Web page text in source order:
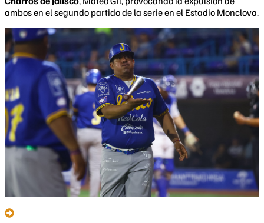
ambos en el segundo partido de la serie en el Estadio Monclova.